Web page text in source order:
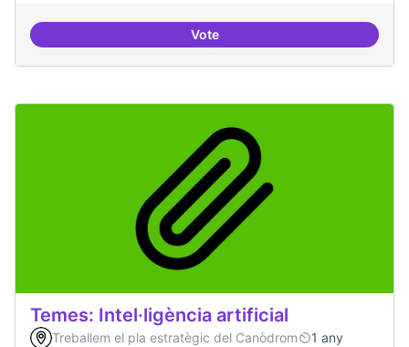
VoteTenir un programa formatiu a
Temes: Intel·ligència artificial
Treballem el pla estratègic del Canòdrom
1 any